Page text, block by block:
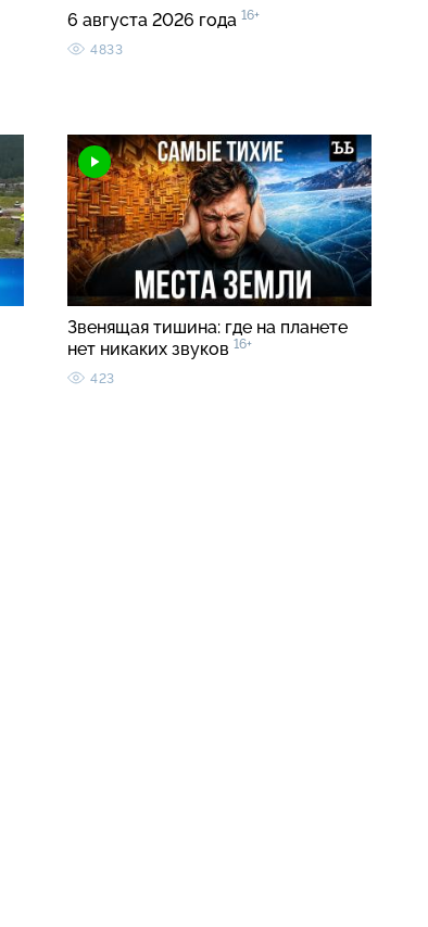
6 августа 2026 года 16+
4833
Звенящая тишина: где на планете
нет никаких звуков 16+
423